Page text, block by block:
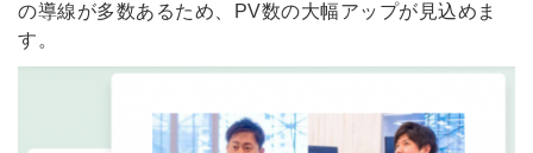
の導線が多数あるため、PV数の大幅アップが見込めま
す。